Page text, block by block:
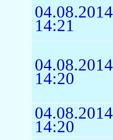
04.08.2014
14:21
04.08.2014
14:20
04.08.2014
14:20